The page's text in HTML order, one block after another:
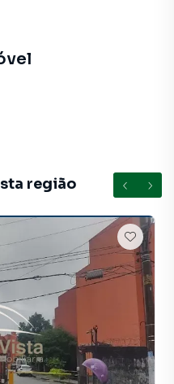
uma vista
para acomodar
e um banheiro
permitindo o
com comodidade. Além
de lazer, como
que você aproveite
com
este apartamento
oportunidade para
região